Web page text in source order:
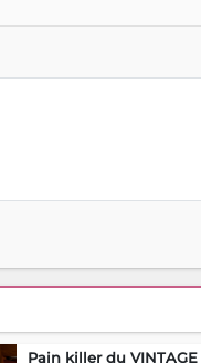
Pain killer du VINTAGE